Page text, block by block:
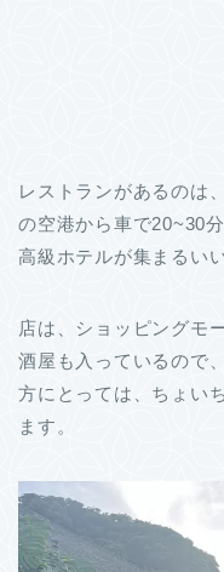
レストランがあるのは
の空港から車で20~30
高級ホテルが集まるい
店は、ショッピングモ
酒屋も入っているので
方にとっては、ちょい
ます。